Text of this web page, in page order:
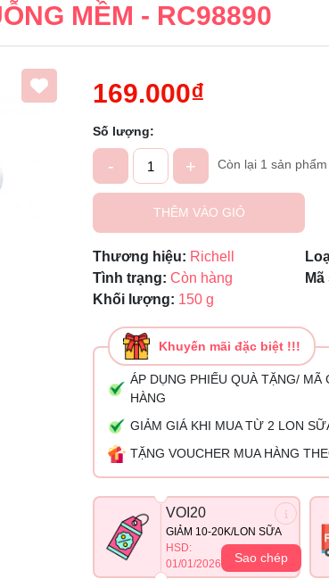
MỀM - RC98890
169.000₫
Số lượng:
- + Còn lại 1 sản
THÊM VÀO GIỎ
Thương hiệu: Richell
Tình trạng: Còn hàng
Khối lượng: 150 g
Khuyến mãi đặc biệt !!!
ÁP DỤNG PHIẾU QUÀ TẶNG/ MÃ
HÀNG
GIẢM GIÁ KHI MUA TỪ 2 LON
TẶNG VOUCHER MUA HÀNG
VOI20
GIẢM 10-20K/LON SỮA
HSD:
01/01/2026
Sao chép
Mã giảm giá:
Ngày hết hạn: